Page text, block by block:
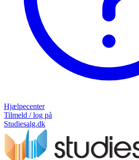
Hjælpecenter
Tilmeld / log på
Studiesalg.dk